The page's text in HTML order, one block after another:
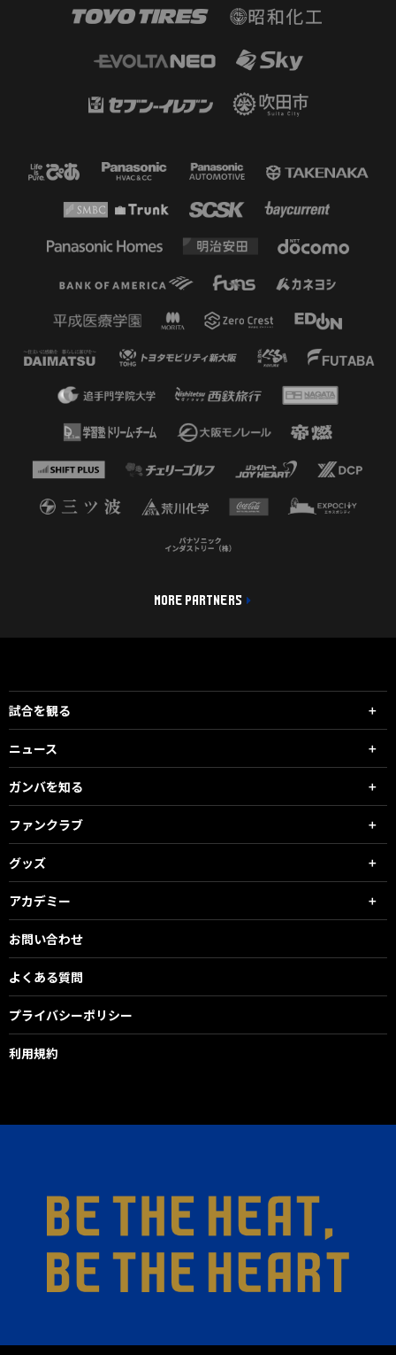
MORE PARTNERS
試合を観る
ニュース
ガンバを知る
ファンクラブ
グッズ
アカデミー
お問い合わせ
よくある質問
プライバシーポリシー
利用規約